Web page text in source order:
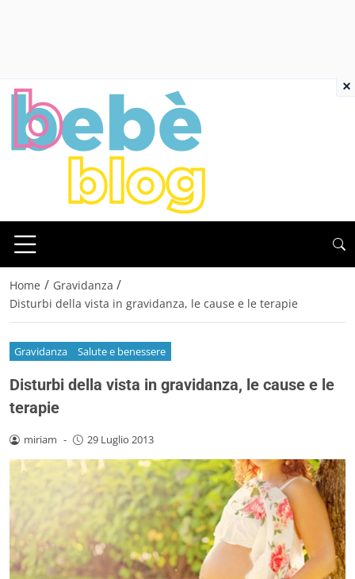
Home / Gravidanza /
Disturbi della vista in gravidanza, le cause e le terapie
Gravidanza Salute e benessere
Disturbi della vista in gravidanza, le cause e le
terapie
miriam - 29 Luglio 2013
×